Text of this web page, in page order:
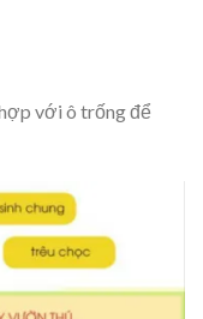
với ô trống để